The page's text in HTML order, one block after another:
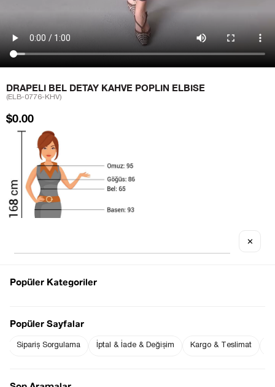
DRAPELI BEL DETAY KAHVE POPLIN ELBISE
(ELB-0776-KHV)
$0.00
✕
Popüler Kategoriler
Popüler Sayfalar
Sipariş Sorgulama İptal & İade & Değişim Kargo & Teslimat